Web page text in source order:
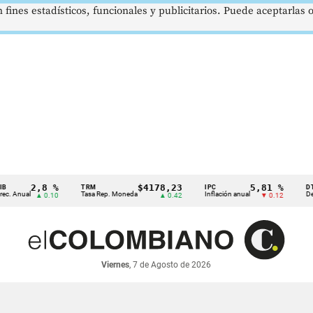
2,8 %
▲ 0.10 Tasa Rep. Moneda
$4178,23
▲ 0.42 Inflación anual
5,81 %
▼ 0.12 Dep.
Viernes, 7 de Agosto de 2026
estadísticos, funcionales y publicitarios. Puede aceptarlas